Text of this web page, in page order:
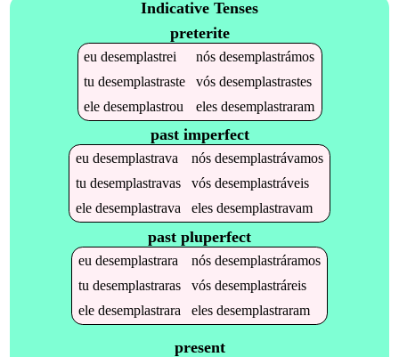
Indicative Tenses
preterite
eudesemplastrei nósdesemplastrámos
tudesemplastraste vósdesemplastrastes
eledesemplastrou elesdesemplastraram
past imperfect
eu desemplastrava nós desemplastrávamos
tu desemplastravas vós desemplastráveis
ele desemplastrava eles desemplastravam
past pluperfect
eu desemplastrara nós desemplastráramos
tu desemplastraras vós desemplastráreis
ele desemplastrara eles desemplastraram
present